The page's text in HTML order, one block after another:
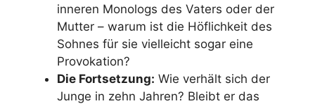
inneren Monologs des Vaters oder der
Mutter – warum ist die Höflichkeit des
Sohnes für sie vielleicht sogar eine
Provokation?
Die Fortsetzung: Wie verhält sich der
Junge in zehn Jahren? Bleibt er das